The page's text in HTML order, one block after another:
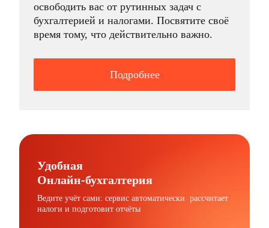
освободить вас от рутинных задач с
бухгалтерией и налогами. Посвятите своё
время тому, что действительно важно.
Подробнее
Удобная
Онлайн-бухгалтерия
Ведите учёт сами: сервис автоматически рассчитает
налоги и подготовит отчёты